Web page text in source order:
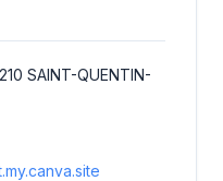
SAINT-QUENTIN-